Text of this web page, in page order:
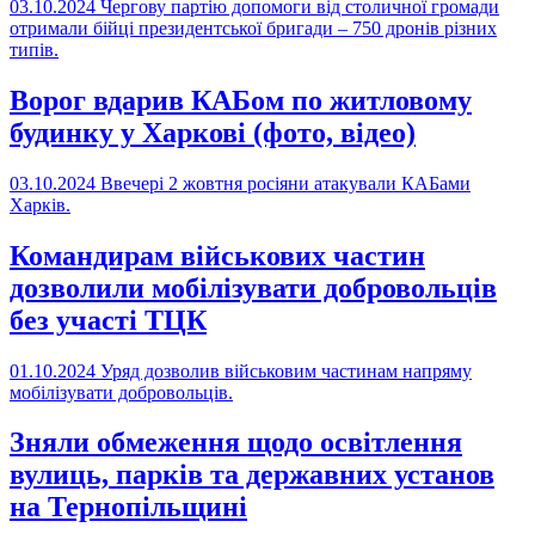
03.10.2024 Чергову партію допомоги від столичної громади
отримали бійці президентської бригади – 750 дронів різних
типів.
Ворог вдарив КАБом по житловому
будинку у Харкові (фото, відео)
03.10.2024 Ввечері 2 жовтня росіяни атакували КАБами
Харків.
Командирам військових частин
дозволили мобілізувати добровольців
без участі ТЦК
01.10.2024 Уряд дозволив військовим частинам напряму
мобілізувати добровольців.
Зняли обмеження щодо освітлення
вулиць, парків та державних установ
на Тернопільщині